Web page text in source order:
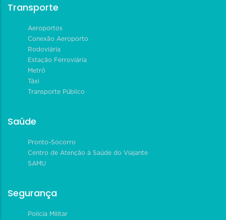
Transporte
Aeroportos
Conexão Aeroporto
Rodoviária
Estação Ferroviária
Metrô
Táxi
Transporte Público
Saúde
Pronto-Socorro
Centro de Atenção à Saúde do Viajante
SAMU
Segurança
Polícia Militar